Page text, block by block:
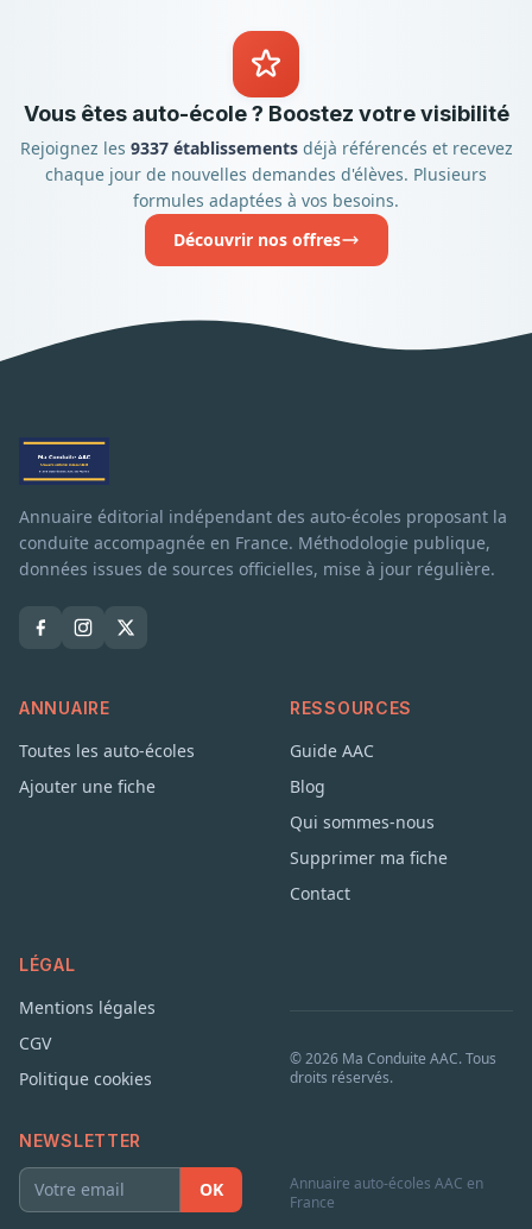
Vous êtes auto-école ? Boostez votre visibilité
Rejoignez les 9337 établissementsdéjà référencés et recevez
chaque jour de nouvelles demandes d'élèves. Plusieurs
formules adaptées à vos besoins.
Découvrir nos offres
Annuaire éditorial indépendant des auto-écoles proposant la
conduite accompagnée en France. Méthodologie publique,
données issues de sources officielles, mise à jour régulière.
ANNUAIRE
Toutes les auto-écoles
Ajouter une fiche
RESSOURCES
Guide AAC
Blog
Qui sommes-nous
Supprimer ma fiche
Contact
LÉGAL
Mentions légales
CGV
Politique cookies
NEWSLETTER
OK
© 2026 Ma Conduite AAC. Tous
droits réservés.
Annuaire auto-écoles AAC en
France